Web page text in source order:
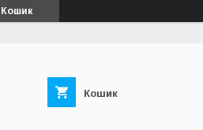
Кошик
Кошик